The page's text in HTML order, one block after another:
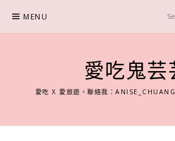
content
MENU
愛吃鬼芸
愛吃 X 愛旅遊。聯絡我：